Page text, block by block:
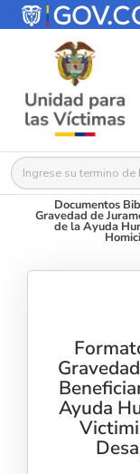
Buscar:
Documentos
Gravedad de
de la Ayuda
Ayuda